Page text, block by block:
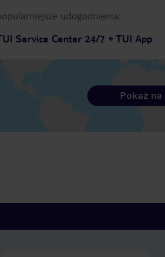
udogodnienia:
Service Center 24/7 + TUI App
Pokaż na